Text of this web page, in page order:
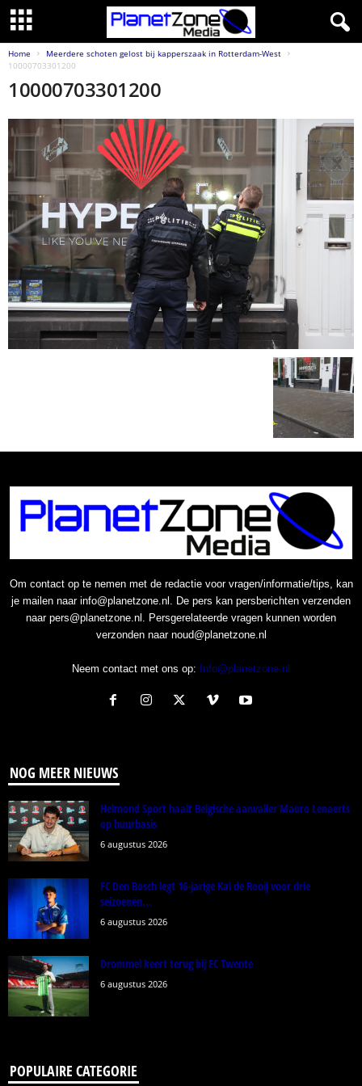
Home
Meerdere schoten gelost bij kapperszaak in Rotterdam-West
10000703301200
10000703301200
Om contact op te nemen met de redactie voor vragen/informatie/tips, kan
je mailen naar info@planetzone.nl. De pers kan persberichten verzenden
naar pers@planetzone.nl. Persgerelateerde vragen kunnen worden
verzonden naar noud@planetzone.nl
Neem contact met ons op: Info@planetzone.nl
NOG MEER NIEUWS
Helmond Sport haalt Belgische aanvaller Mauro Lenaerts
op huurbasis
6 augustus 2026
FC Den Bosch legt 16-jarige Kai de Rooij voor drie
seizoenen...
6 augustus 2026
Drommel keert terug bij FC Twente
6 augustus 2026
POPULAIRE CATEGORIE